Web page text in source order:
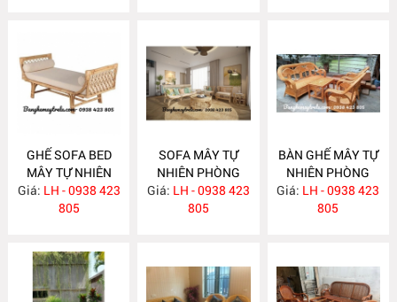
GHẾ SOFA BED
MÂY TỰ NHIÊN
MA615
Giá: LH - 0938 423
805
SOFA MÂY TỰ
NHIÊN PHÒNG
KHÁCH MA612
Giá: LH - 0938 423
805
BÀN GHẾ MÂY TỰ
NHIÊN PHÒNG
KHÁCH MA610
Giá: LH - 0938 423
805